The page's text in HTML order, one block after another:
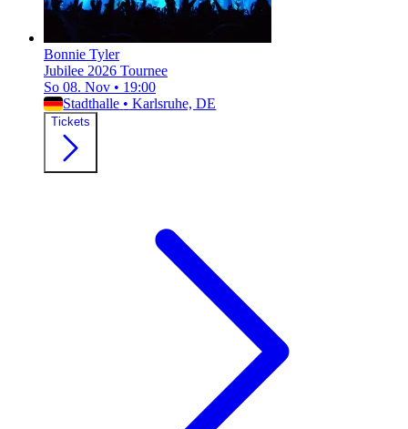
Bonnie Tyler
Jubilee 2026 Tournee
So 08. Nov • 19:00
Stadthalle • Karlsruhe, DE
Tickets